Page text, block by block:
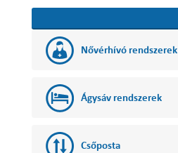
Nővérhívó rendszerek
Ágysáv rendszerek
Csőposta